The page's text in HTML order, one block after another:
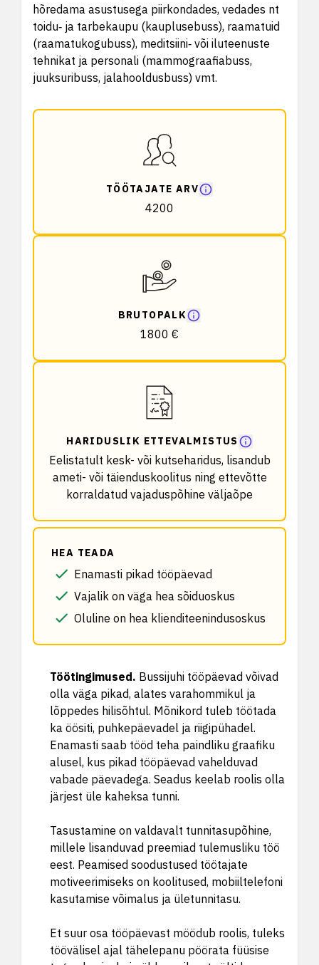
hõredama asustusega piirkondades, vedades nt
toidu‑ ja tarbekaupu (kauplusebuss), raamatuid
(raamatukogubuss), meditsiini‑ või iluteenuste
tehnikat ja personali (mammograafiabuss,
juuksuribuss, jalahooldusbuss) vmt.
TÖÖTAJATE ARV
4200
BRUTOPALK
1800 €
HARIDUSLIK ETTEVALMISTUS
Eelistatult kesk- või kutseharidus, lisandub
ameti- või täienduskoolitus ning ettevõtte
korraldatud vajaduspõhine väljaõpe
HEA TEADA
Enamasti pikad tööpäevad
Vajalik on väga hea sõiduoskus
Oluline on hea klienditeenindusoskus
Töötingimused. Bussijuhi tööpäevad võivad
olla väga pikad, alates varahommikul ja
lõppedes hilisõhtul. Mõnikord tuleb töötada
ka öösiti, puhkepäevadel ja riigipühadel.
Enamasti saab tööd teha paindliku graafiku
alusel, kus pikad tööpäevad vahelduvad
vabade päevadega. Seadus keelab roolis olla
järjest üle kaheksa tunni.
Tasustamine on valdavalt tunnitasupõhine,
millele lisanduvad preemiad tulemusliku töö
eest. Peamised soodustused töötajate
motiveerimiseks on koolitused, mobiiltelefoni
kasutamise võimalus ja ületunnitasu.
Et suur osa tööpäevast möödub roolis, tuleks
töövälisel ajal tähelepanu pöörata füüsise